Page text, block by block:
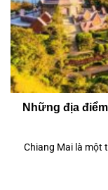
Những địa
Chiang Mai là một